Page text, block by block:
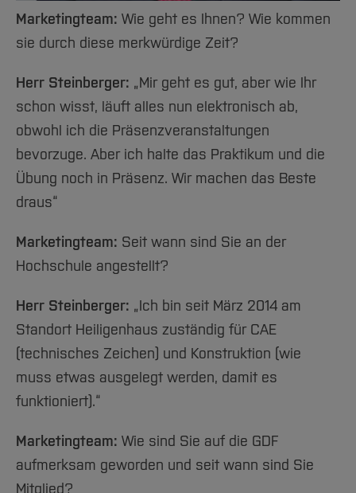
Arbeiten im FB G
Forschung und Projekte
International
Service
Studieninteressierte
Aktuelles
Studium
Forschung und Entwicklung
International
Team
Service
Amtliche Bekanntmachungen
Notfall-Infos
Familiengerechte Hochschule
Gleichstellung
Vertretungen
Hochschulbibliothek
Hochschulkommunikation
Medienzentrum
qed-Stiftung
Zentrale Studienberatung
Marketingteam: Wie geht es Ihnen? Wie kommen
sie durch diese merkwürdige Zeit?
Herr Steinberger: „Mir geht es gut, aber wie Ihr
schon wisst, läuft alles nun elektronisch ab,
obwohl ich die Präsenzveranstaltungen
bevorzuge. Aber ich halte das Praktikum und die
Übung noch in Präsenz. Wir machen das Beste
draus“
Marketingteam: Seit wann sind Sie an der
Hochschule angestellt?
Herr Steinberger: „Ich bin seit März 2014 am
Standort Heiligenhaus zuständig für CAE
(technisches Zeichen) und Konstruktion (wie
muss etwas ausgelegt werden, damit es
funktioniert).“
Marketingteam: Wie sind Sie auf die GDF
aufmerksam geworden und seit wann sind Sie
Mitglied?